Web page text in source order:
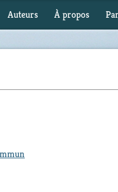
Auteurs À propos